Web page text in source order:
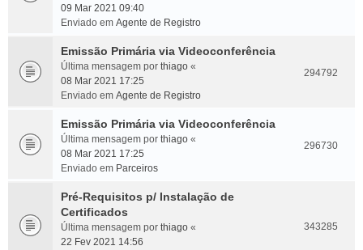
09 Mar 2021 09:40
Enviado em Agente de Registro
Emissão Primária via Videoconferência
Última mensagem por thiago «
08 Mar 2021 17:25
Enviado em Agente de Registro
294792
Emissão Primária via Videoconferência
Última mensagem por thiago «
08 Mar 2021 17:25
Enviado em Parceiros
296730
Pré-Requisitos p/ Instalação de
Certificados
Última mensagem por thiago «
22 Fev 2021 14:56
343285